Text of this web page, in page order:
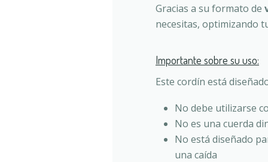
Gracias a su formato de
necesitas, optimizando
Importante sobre su uso:
Este cordín está
No debe utilizarse
No es una cuerda
No está diseñado
una caída